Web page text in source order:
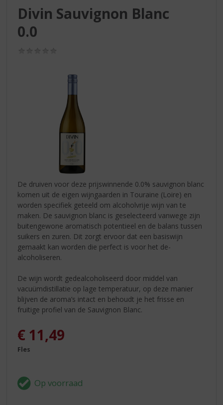
Divin Sauvignon Blanc
0.0
De druiven voor deze prijswinnende 0.0% sauvignon blanc
komen uit de eigen wijngaarden in Touraine (Loire) en
worden specifiek geteeld om alcoholvrije wijn van te
maken. De sauvignon blanc is geselecteerd vanwege zijn
buitengewone aromatisch potentieel en de balans tussen
suikers en zuren. Dit zorgt ervoor dat een basiswijn
gemaakt kan worden die perfect is voor het de-
alcoholiseren.
De wijn wordt gedealcoholiseerd door middel van
vacuümdistillatie op lage temperatuur, op deze manier
blijven de aroma’s intact en behoudt je het frisse en
fruitige profiel van de Sauvignon Blanc.
€ 11,49
Fles